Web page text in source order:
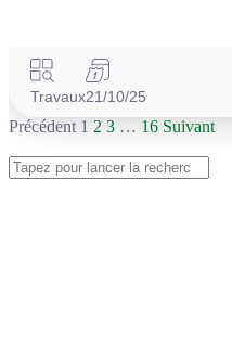
Travaux21/10/25
Précédent 1 2 3 … 16 Suivant